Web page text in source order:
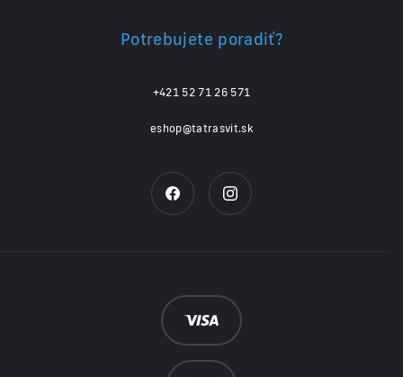
Potrebujete poradiť?
+421 52 71 26 571
eshop@tatrasvit.sk